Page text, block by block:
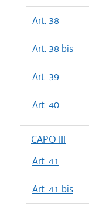
Art. 38
Art. 38 bis
Art. 39
Art. 40
CAPO III
Art. 41
Art. 41 bis